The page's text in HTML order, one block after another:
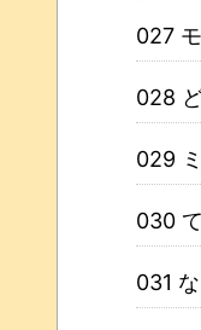
027
028
029
030
031